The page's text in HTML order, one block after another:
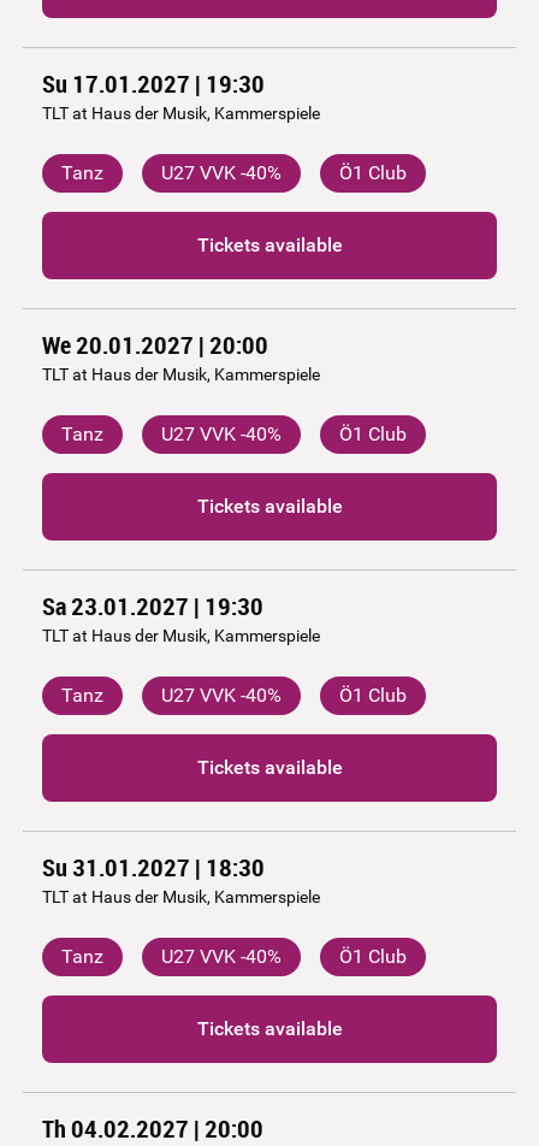
Su 17.01.2027 | 19:30
TLT at Haus der Musik, Kammerspiele
Tanz U27 VVK -40% Ö1 Club
Tickets available
We 20.01.2027 | 20:00
TLT at Haus der Musik, Kammerspiele
Tanz U27 VVK -40% Ö1 Club
Tickets available
Sa 23.01.2027 | 19:30
TLT at Haus der Musik, Kammerspiele
Tanz U27 VVK -40% Ö1 Club
Tickets available
Su 31.01.2027 | 18:30
TLT at Haus der Musik, Kammerspiele
Tanz U27 VVK -40% Ö1 Club
Tickets available
Th 04.02.2027 | 20:00